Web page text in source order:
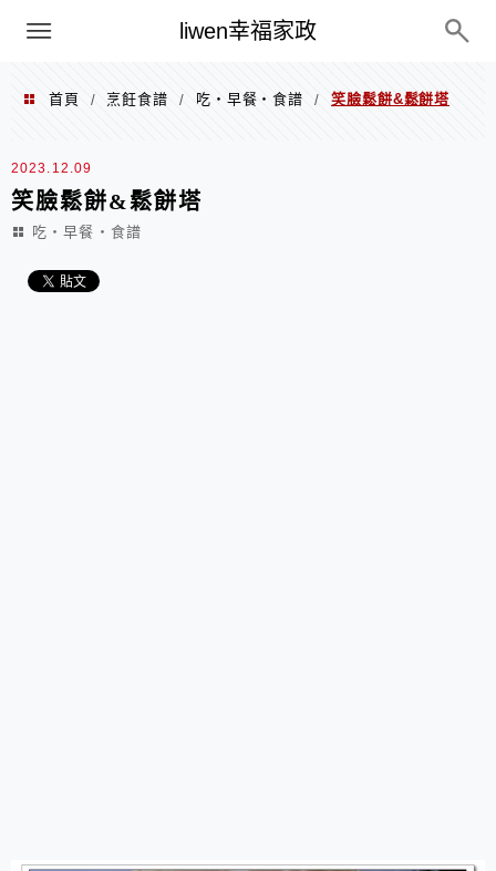
liwen幸福家政
menu
首頁 / 烹飪食譜 / 吃‧早餐‧食譜 / 笑臉鬆餅&鬆餅塔
2023.12.09
笑臉鬆餅&鬆餅塔
吃‧早餐‧食譜